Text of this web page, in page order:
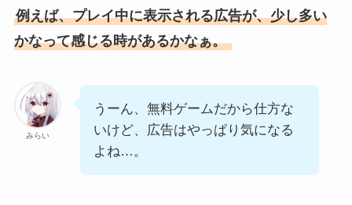
例えば、プレイ中に表示される広告が、少し多い
かなって感じる時があるかなぁ。
みらい
うーん、無料ゲームだから仕方な
いけど、広告はやっぱり気になる
よね…。